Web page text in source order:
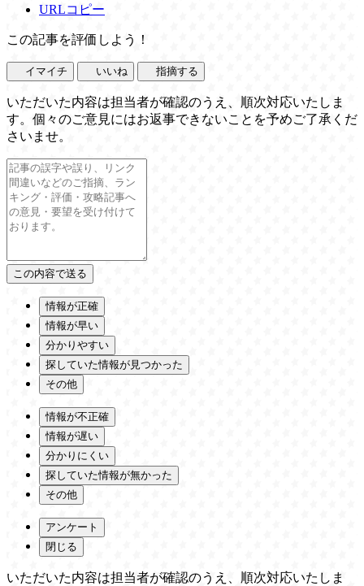
URLコピー
この記事を評価しよう！
イマイチ いいね 指摘する
いただいた内容は担当者が確認のうえ、順次対応いたしま
す。個々のご意見にはお返事できないことを予めご了承くだ
さいませ。
情報が正確
情報が早い
分かりやすい
探していた情報が見つかった
その他
情報が不正確
情報が遅い
分かりにくい
探していた情報が無かった
その他
アンケート
閉じる
いただいた内容は担当者が確認のうえ、順次対応いたしま